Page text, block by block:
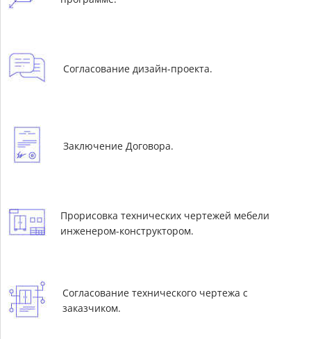
Согласование дизайн-проекта.
Заключение Договора.
Прорисовка технических чертежей мебели
инженером-конструктором.
Согласование технического чертежа с
заказчиком.